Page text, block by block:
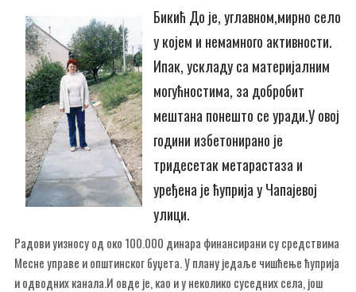
Бикић До је, углавном,мирно село
у којем и немамного активности.
Ипак, ускладу са материјалним
могућностима, за добробит
мештана понешто се уради.У овој
години избетонирано је
тридесетак метарастаза и
уређена је ћуприја у Чапајевој
улици.
Радови уизносу од око 100.000 динара финансирани су средствима
Месне управе и општинског буџета. У плану једаље чишћење ћуприја
и одводних канала.И овде је, као и у неколико суседних села, још